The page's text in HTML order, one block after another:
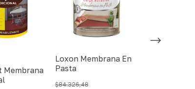
Membrana
Loxon Membrana En
Pasta
$84.326,48